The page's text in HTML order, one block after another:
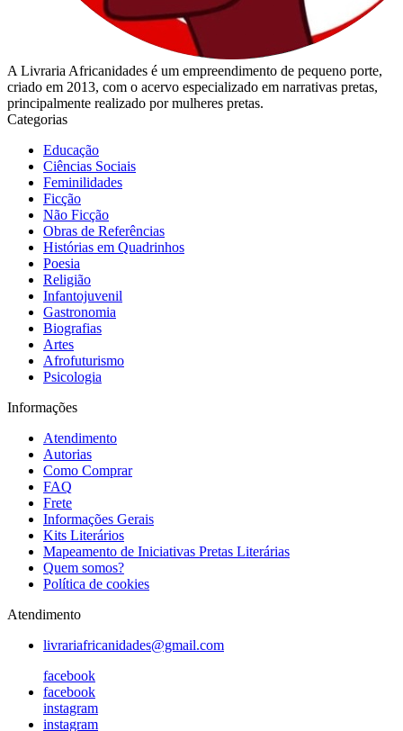
A Livraria Africanidades é um empreendimento de pequeno porte,
criado em 2013, com o acervo especializado em narrativas pretas,
principalmente realizado por mulheres pretas.
Categorias
Educação
Ciências Sociais
Feminilidades
Ficção
Não Ficção
Obras de Referências
Histórias em Quadrinhos
Poesia
Religião
Infantojuvenil
Gastronomia
Biografias
Artes
Afrofuturismo
Psicologia
Informações
Atendimento
Autorias
Como Comprar
FAQ
Frete
Informações Gerais
Kits Literários
Mapeamento de Iniciativas Pretas Literárias
Quem somos?
Política de cookies
Atendimento
livrariafricanidades@gmail.com
facebook
facebook
instagram
instagram